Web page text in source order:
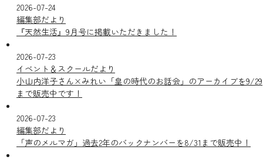
2026-07-24
編集部だより
『天然生活』9月号に掲載いただきました！
2026-07-23
イベント＆スクールだより
小山内洋子さん×みれい「皇の時代のお話会」のアーカイブを9/29
まで販売中です！
2026-07-23
編集部だより
「声のメルマガ」過去2年のバックナンバーを8/31まで販売中！